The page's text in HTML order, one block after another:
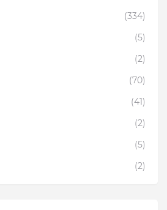
(334)
(5)
(2)
(70)
(41)
(2)
(5)
(2)